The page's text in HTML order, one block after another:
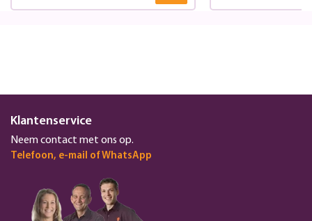
Klantenservice
Neem contact met ons op.
Telefoon, e-mail of WhatsApp